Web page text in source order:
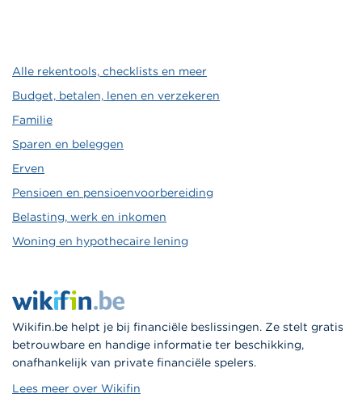
Alle rekentools, checklists en meer
Budget, betalen, lenen en verzekeren
Familie
Sparen en beleggen
Erven
Pensioen en pensioenvoorbereiding
Belasting, werk en inkomen
Woning en hypothecaire lening
Wikifin.be helpt je bij financiële beslissingen. Ze stelt gratis
betrouwbare en handige informatie ter beschikking,
onafhankelijk van private financiële spelers.
Lees meer over Wikifin